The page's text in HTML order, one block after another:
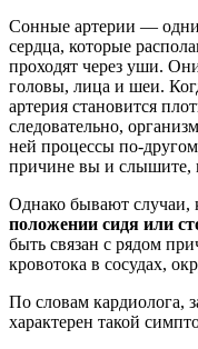
Сонные артерии — одни
сердца, которые
проходят через уши.
головы, лица и шеи.
артерия становится
следовательно,
ней процессы по-
причине вы и слышите,
Однако бывают случаи,
положении сидя или
быть связан с рядом
кровотока в сосудах,
По словам кардиолога,
характерен такой